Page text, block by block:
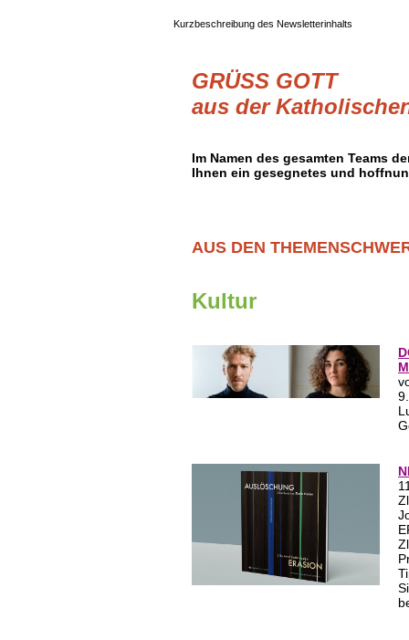
Kurzbeschreibung des Newsletterinhalts
GRÜSS GOTT
aus der
Im Namen des gesamten Teams
Ihnen ein gesegnetes und
AUS DEN
Kultur